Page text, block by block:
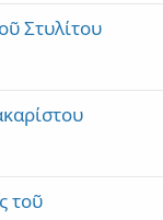
Στυλίτου
τοῦ